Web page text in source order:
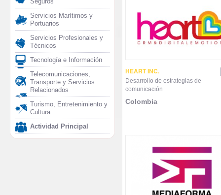
Servicios Marítimos y
Portuarios
Servicios Profesionales y
Técnicos
Tecnología e Información
Telecomunicaciones,
Transporte y Servicios
Relacionados
Turismo, Entretenimiento y
Cultura
Actividad Principal
HEART INC.
Desarrollo de estrategias de
comunicación
Colombia